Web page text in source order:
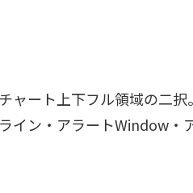
ート上下フル領域の二択。
イン・アラートWindow・